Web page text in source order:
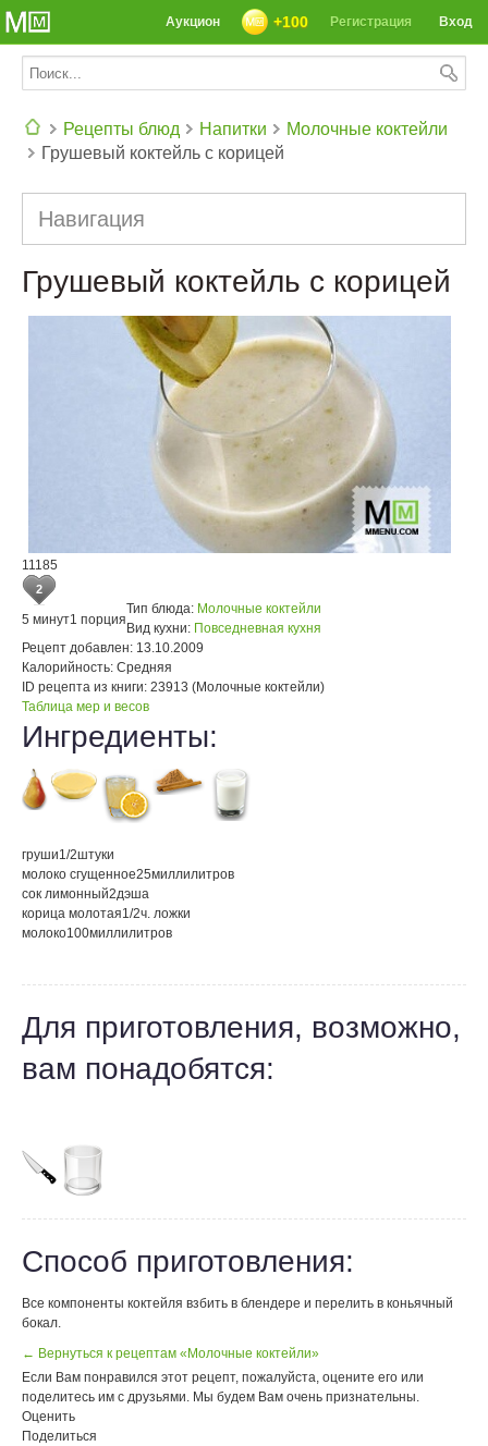
Вход
Регистрация
+100
Аукцион
Рецепты блюд Напитки
Молочные коктейли
Грушевый коктейль с корицей
Навигация
Грушевый коктейль с корицей
11185
2
5 минут1 порция
Тип блюда: Молочные коктейли
Вид кухни: Повседневная кухня
Рецепт добавлен: 13.10.2009
Калорийность: Средняя
ID рецепта из книги: 23913 (Молочные коктейли)
Таблица мер и весов
Ингредиенты:
груши1/2штуки
молоко сгущенное25миллилитров
сок лимонный2дэша
корица молотая1/2ч. ложки
молоко100миллилитров
Для приготовления, возможно,
вам понадобятся:
Способ приготовления:
Все компоненты коктейля взбить в блендере и перелить в коньячный
бокал.
← Вернуться к рецептам «Молочные коктейли»
Если Вам понравился этот рецепт, пожалуйста, оцените его или
поделитесь им с друзьями. Мы будем Вам очень признательны.
Оценить
Поделиться